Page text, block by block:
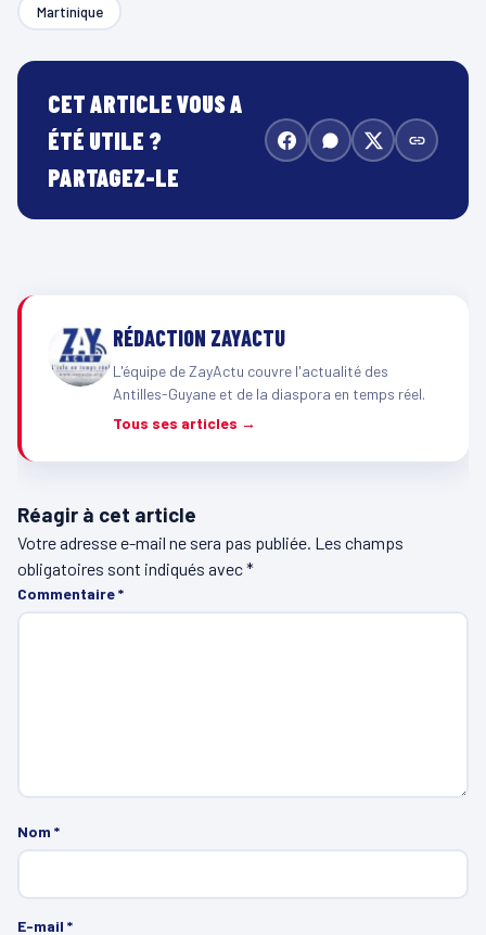
Martinique
CET ARTICLE VOUS A
ÉTÉ UTILE ?
PARTAGEZ-LE
RÉDACTION ZAYACTU
L'équipe de ZayActu couvre l'actualité des
Antilles-Guyane et de la diaspora en temps réel.
Tous ses articles →
Réagir à cet article
Votre adresse e-mail ne sera pas publiée. Les champs
obligatoires sont indiqués avec*
Commentaire*
Nom *
E-mail *